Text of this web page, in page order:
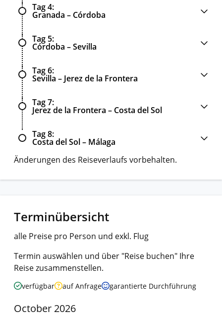
Tag 4
Granada – Córdoba
Tag 5
Córdoba – Sevilla
Tag 6
Sevilla – Jerez de la Frontera
Tag 7
Jerez de la Frontera – Costa del Sol
Tag 8
Costa del Sol – Málaga
Änderungen des Reiseverlaufs vorbehalten.
Terminübersicht
alle Preise pro Person und exkl. Flug
Termin auswählen und über "Reise buchen" Ihre
Reise zusammenstellen.
verfügbar auf Anfrage garantierte Durchführung
October 2026